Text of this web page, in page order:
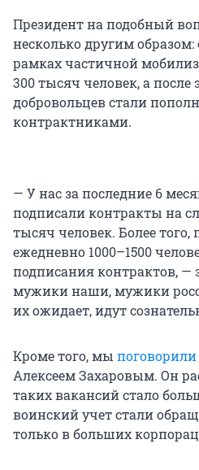
Президент на подобный
несколько другим
рамках частичной
300 тысяч человек, а после
добровольцев стали
контрактниками.
— У нас за последние 6
подписали контракты на
тысяч человек. Более того,
ежедневно 1000–1500
подписания контрактов,
мужики наши, мужики
их ожидает, идут
Кроме того, мы поговорили
Алексеем Захаровым. Он
таких вакансий стало
воинский учет стали
только в больших